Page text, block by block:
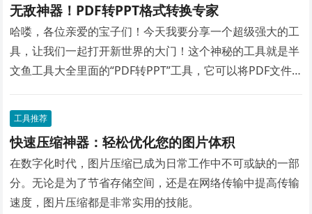
无敌神器！PDF转PPT格式转换专家
哈喽，各位亲爱的宝子们！今天我要分享一个超级强大的工
具，让我们一起打开新世界的大门！这个神秘的工具就是半
文鱼工具大全里面的“PDF转PPT”工具，它可以将PDF文件
效率瞬间提升！
工具推荐
快速压缩神器：轻松优化您的图片体积
在数字化时代，图片压缩已成为日常工作中不可或缺的一部
分。无论是为了节省存储空间，还是在网络传输中提高传输
速度，图片压缩都是非常实用的技能。